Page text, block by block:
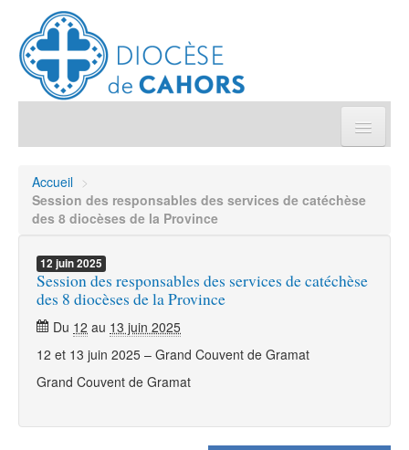
Démarches et sacrements
Sanctuaires & Pélerinages
Je donne
Accueil >
Session des responsables des services de catéchèse
des 8 diocèses de la Province
12 juin2025
Session des responsables des services de catéchèse
des 8 diocèses de la Province
Du 12 au 13 juin 2025
12 et 13 juin 2025 – Grand Couvent de Gramat
Grand Couvent de Gramat